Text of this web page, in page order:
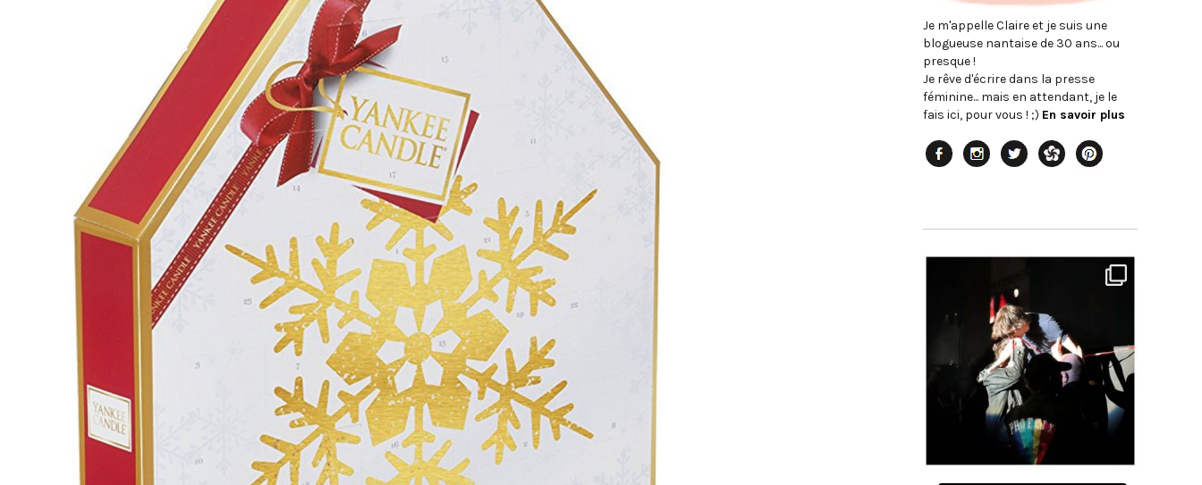
Je m'appelle Claire et je suis une
blogueuse nantaise de 30 ans... ou
presque !
Je rêve d'écrire dans la presse
féminine... mais en attendant, je le
fais ici, pour vous ! ;) En savoir plus